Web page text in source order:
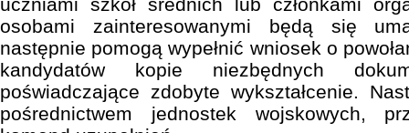
osobami zainteresowanymi będą się
następnie pomogą wypełnić wniosek o
kandydatów kopie niezbędnych
poświadczające zdobyte wykształcenie.
pośrednictwem jednostek wojskowych,